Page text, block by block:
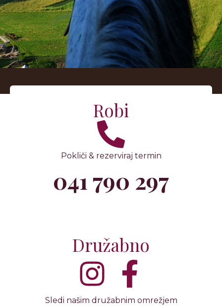
Robi
Pokliči & rezerviraj termin
041 790 297
Družabno
Sledi našim družabnim omrežjem